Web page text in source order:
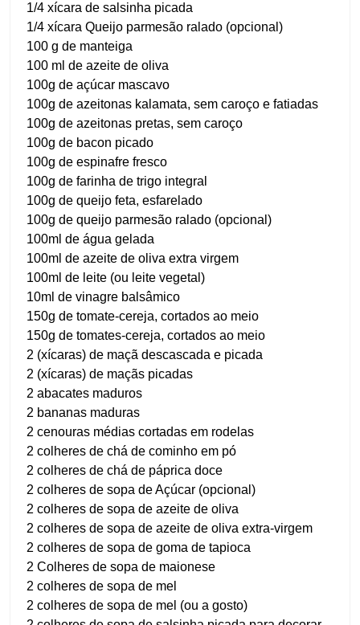
1/4 xícara de salsinha picada
1/4 xícara Queijo parmesão ralado (opcional)
100 g de manteiga
100 ml de azeite de oliva
100g de açúcar mascavo
100g de azeitonas kalamata, sem caroço e fatiadas
100g de azeitonas pretas, sem caroço
100g de bacon picado
100g de espinafre fresco
100g de farinha de trigo integral
100g de queijo feta, esfarelado
100g de queijo parmesão ralado (opcional)
100ml de água gelada
100ml de azeite de oliva extra virgem
100ml de leite (ou leite vegetal)
10ml de vinagre balsâmico
150g de tomate-cereja, cortados ao meio
150g de tomates-cereja, cortados ao meio
2 (xícaras) de maçã descascada e picada
2 (xícaras) de maçãs picadas
2 abacates maduros
2 bananas maduras
2 cenouras médias cortadas em rodelas
2 colheres de chá de cominho em pó
2 colheres de chá de páprica doce
2 colheres de sopa de Açúcar (opcional)
2 colheres de sopa de azeite de oliva
2 colheres de sopa de azeite de oliva extra-virgem
2 colheres de sopa de goma de tapioca
2 Colheres de sopa de maionese
2 colheres de sopa de mel
2 colheres de sopa de mel (ou a gosto)